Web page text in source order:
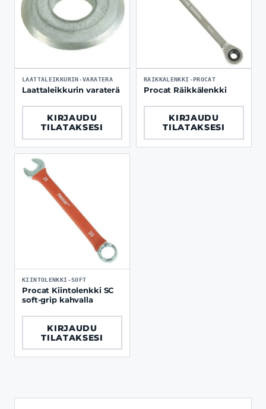
LAATTALEIKKURIN-VARATERA
Laattaleikkurin varaterä
KIRJAUDU
TILATAKSESI
RAIKKALENKKI-PROCAT
Procat Räikkälenkki
KIRJAUDU
TILATAKSESI
KIINTOLENKKI-SOFT
Procat Kiintolenkki SC
soft-grip kahvalla
KIRJAUDU
TILATAKSESI